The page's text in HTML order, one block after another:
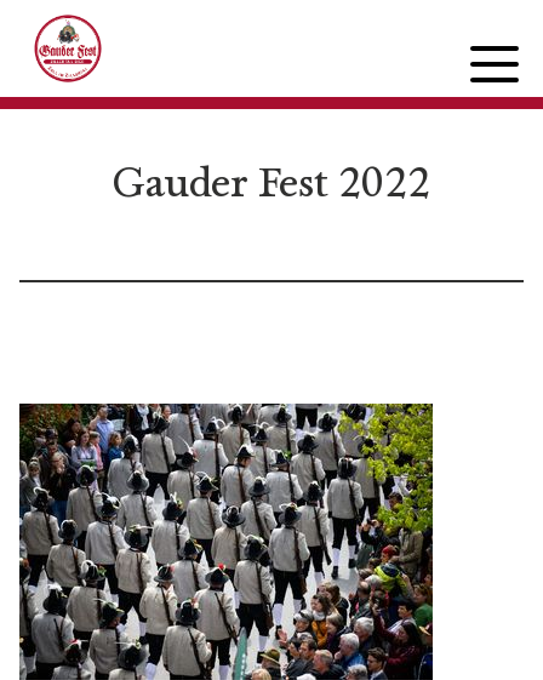
PROGRAMM
Donnerstag
Sonntag
FESTINFOS
Preise
Übersicht Festgelände
Reservierung
Unterkünfte
Gauder Fest 2022